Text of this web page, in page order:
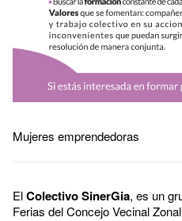
Mujeres emprendedoras
ElColectivo SinerGia, es un
Ferias del Concejo Vecinal